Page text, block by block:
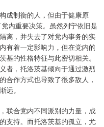
成制衡的人，但由于健康原
内重要决策。虽然列宁依旧是
离，并失去了对党内事务的实
有着一定影响力，但在党内的
基的性格特征与此密切相关。
者，托洛茨基倾向于通过激烈
合作方式也导致了很多敌人，
远。
联合党内不同派别的力量，成
支持。而托洛茨基的孤立，尤